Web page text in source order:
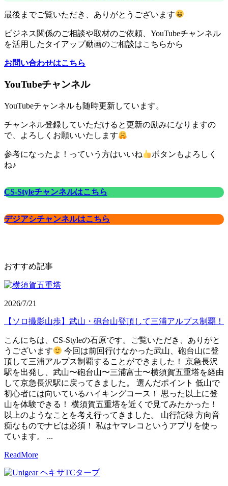
最後までご覧いただき、ありがとうございます
ビジネス関係のご相談や取材のご依頼、YouTubeチャンネル
を活用したタイアップ動画のご相談はこちらから
お問い合わせはこちら
YouTubeチャンネル
YouTubeチャンネルも随時更新しています。
チャンネル登録していただけると更新の励みになりますの
で、よろしくお願いいたします
参考になったよ！っていう方はいいね
ボタンもよろしく
ね♪
CS-Styleチャンネルはこちら
デジアシチャンネルはこちら
おすすめ記事
2026/7/21
【ソロ撮影山歩】武山・砲台山登頂して三浦アルプス制覇！
こんにちは、CS-Styleの石原です。ご覧いただき、ありがと
うございます
今回は前回行けなかった武山、砲台山に登
頂して三浦アルプス制覇することができました！ 京急長沢
駅を出発し、武山〜砲台山〜三浦富士〜横須賀五重塔を経由
して京急長沢駅に戻ってきました。 選んだポイント 低山で
初心者には向いているハイキングコース！ 思った以上に登
山を体験できる！ 横須賀五重塔を近くで見てみたかった！
以上のようなことを考え行ってきました。 山行記録 方向音
痴なものでナビは必須！ 私はヤマレコというアプリを使っ
ています。 ...
ReadMore